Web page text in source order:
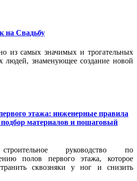
на Свадьбу
из самых значимых и трогательных
людей, знаменующее создание новой
этажа: инженерные правила
подбор материалов и пошаговый
руководство по
полов первого этажа, которое
сквозняки у ног и снизить